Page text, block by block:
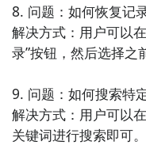
8. 问题：如何恢复记
解决方式：用户可以
录”按钮，然后选择之
9. 问题：如何搜索特
解决方式：用户可以
关键词进行搜索即可。